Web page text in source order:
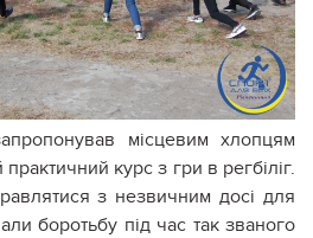
місцевим хлопцям
курс з гри в регбіліг.
з незвичним досі для
боротьбу під час так званого